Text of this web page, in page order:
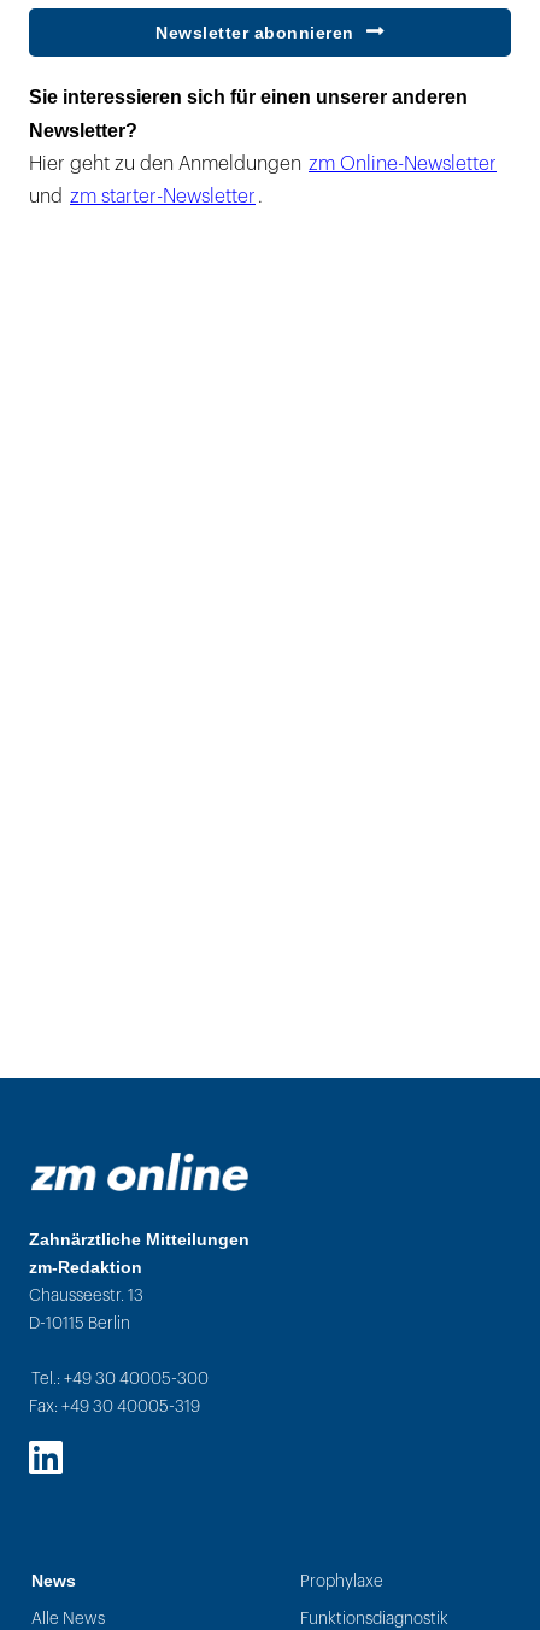
Newsletter abonnieren
Sie interessieren sich für einen unserer anderen
Newsletter?
Hier geht zu den Anmeldungen zm Online-Newsletter
und zm starter-Newsletter .
Zahnärztliche Mitteilungen
zm-Redaktion
Chausseestr. 13
D-10115 Berlin
Tel.: +49 30 40005-300
Fax: +49 30 40005-319
LinkedIn
News
Alle News
Prophylaxe
Funktionsdiagnostik